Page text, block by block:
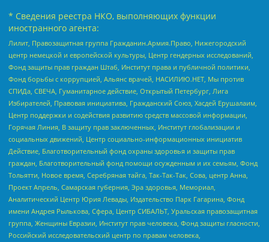
* Сведения реестра НКО, выполняющих функции
иностранного агента:
Лилит, Правозащитная группа Гражданин.Армия.Право, Нижегородский
центр немецкой и европейской культуры, Центр гендерных исследований,
Фонд защиты прав граждан Штаб, Институт права и публичной политики,
Фонд борьбы с коррупцией, Альянс врачей, НАСИЛИЮ.НЕТ, Мы против
СПИДа, СВЕЧА, Гуманитарное действие, Открытый Петербург, Лига
Избирателей, Правовая инициатива, Гражданский Союз, Хасдей Ерушалаим,
Центр поддержки и содействия развитию средств массовой информации,
Горячая Линия, В защиту прав заключенных, Институт глобализации и
социальных движений, Центр социально-информационных инициатив
Действие, Благотворительный фонд охраны здоровья и защиты прав
граждан, Благотворительный фонд помощи осужденным и их семьям, Фонд
Тольятти, Новое время, Серебряная тайга, Так-Так-Так, Сова, центр Анна,
Проект Апрель, Самарская губерния, Эра здоровья, Мемориал,
Аналитический Центр Юрия Левады, Издательство Парк Гагарина, Фонд
имени Андрея Рылькова, Сфера, Центр СИБАЛЬТ, Уральская правозащитная
группа, Женщины Евразии, Институт прав человека, Фонд защиты гласности,
Российский исследовательский центр по правам человека,